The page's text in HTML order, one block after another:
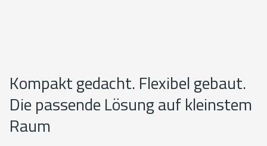
Kompakt gedacht. Flexibel gebaut.
Die passende Lösung auf kleinstem
Raum